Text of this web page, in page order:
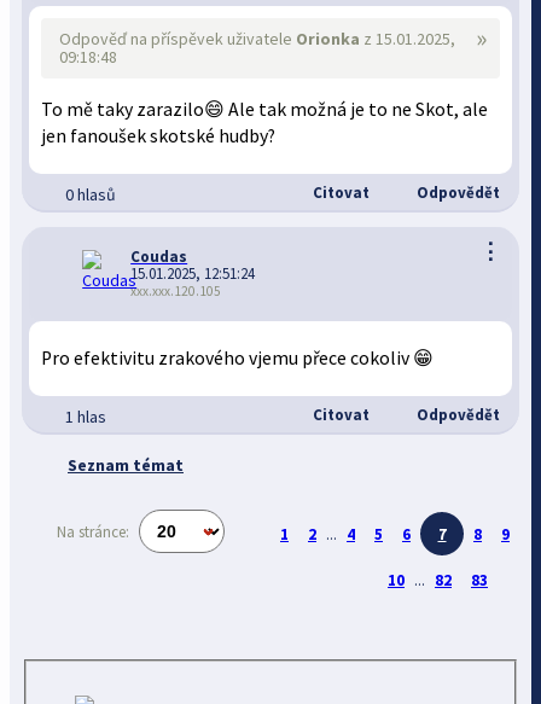
»
Odpověď na příspěvek uživatele Orionka z 15.01.2025,
09:18:48
To mě taky zarazilo😄 Ale tak možná je to ne Skot, ale
jen fanoušek skotské hudby?
0 hlasů Citovat Odpovědět
⋮
Coudas
15.01.2025, 12:51:24
xxx.xxx.120.105
Pro efektivitu zrakového vjemu přece cokoliv 😁
1 hlas Citovat Odpovědět
Seznam témat
Na stránce: 1 2 ... 4 5 6 7 8 9
10 ... 82 83